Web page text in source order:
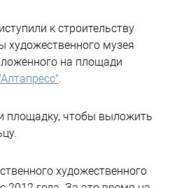
к строительству
художественного музея
на площади
площадку, чтобы выложить
художественного